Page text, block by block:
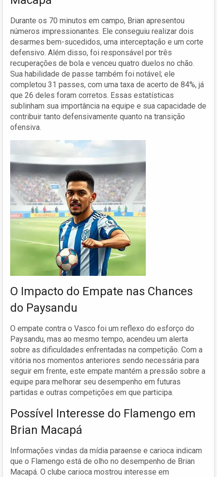
Durante os 70 minutos em campo, Brian apresentou
números impressionantes. Ele conseguiu realizar dois
desarmes bem-sucedidos, uma interceptação e um corte
defensivo. Além disso, foi responsável por três
recuperações de bola e venceu quatro duelos no chão.
Sua habilidade de passe também foi notável; ele
completou 31 passes, com uma taxa de acerto de 84%, já
que 26 deles foram corretos. Essas estatísticas
sublinham sua importância na equipe e sua capacidade de
contribuir tanto defensivamente quanto na transição
ofensiva.
O Impacto do Empate nas Chances
do Paysandu
O empate contra o Vasco foi um reflexo do esforço do
Paysandu, mas ao mesmo tempo, acendeu um alerta
sobre as dificuldades enfrentadas na competição. Com a
vitória nos momentos anteriores sendo necessária para
seguir em frente, este empate mantém a pressão sobre a
equipe para melhorar seu desempenho em futuras
partidas e outras competições em que participa.
Possível Interesse do Flamengo em
Brian Macapá
Informações vindas da mídia paraense e carioca indicam
que o Flamengo está de olho no desempenho de Brian
Macapá. O clube carioca mostrou interesse em